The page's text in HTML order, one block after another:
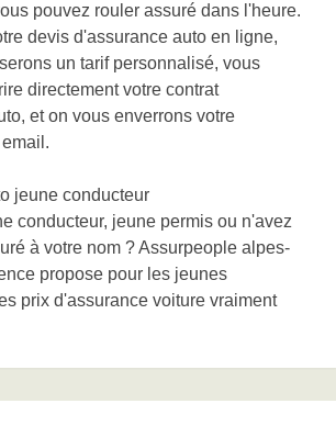
pouvez rouler assuré dans l'heure.
devis d'assurance auto en ligne,
un tarif personnalisé, vous
directement votre contrat
et on vous enverrons votre
jeune conducteur
conducteur, jeune permis ou n'avez
à votre nom ? Assurpeople alpes-
propose pour les jeunes
prix d'assurance voiture vraiment